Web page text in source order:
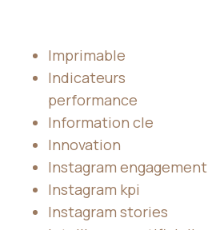
Imprimable
Indicateurs
performance
Information cle
Innovation
Instagram engagement
Instagram kpi
Instagram stories